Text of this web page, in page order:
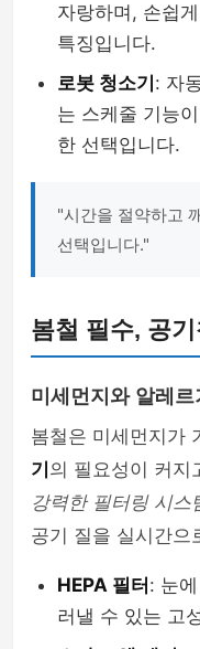
자랑하며, 손쉽
특징입니다.
로봇 청소기 : 자
는 스케줄 기능
한 선택입니다.
"시간을 절약하고
선택입니다."
봄철 필수, 공기
미세먼지와 알레르
봄철은 미세먼지가
기 의 필요성이 커지
강력한 필터링 시스
공기 질을 실시간으
HEPA 필터 : 눈
러낼 수 있는 고